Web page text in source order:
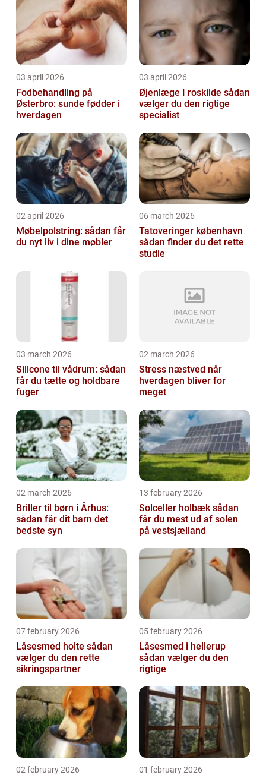
03 april 2026
Fodbehandling på
Østerbro: sunde fødder i
hverdagen
03 april 2026
Øjenlæge I roskilde sådan
vælger du den rigtige
specialist
02 april 2026
Møbelpolstring: sådan får
du nyt liv i dine møbler
06 march 2026
Tatoveringer københavn
sådan finder du det rette
studie
03 march 2026
Silicone til vådrum: sådan
får du tætte og holdbare
fuger
02 march 2026
Stress næstved når
hverdagen bliver for
meget
02 march 2026
Briller til børn i Århus:
sådan får dit barn det
bedste syn
13 february 2026
Solceller holbæk sådan
får du mest ud af solen
på vestsjælland
07 february 2026
Låsesmed holte sådan
vælger du den rette
sikringspartner
05 february 2026
Låsesmed i hellerup
sådan vælger du den
rigtige
02 february 2026 01 february 2026